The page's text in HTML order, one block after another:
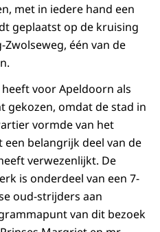
met in iedere hand een
geplaatst op de kruising
één van de
voor Apeldoorn als
gekozen, omdat de stad in
vormde van het
een belangrijk deel van de
verwezenlijkt. De
is onderdeel van een 7-
oud-strijders aan
van dit bezoek